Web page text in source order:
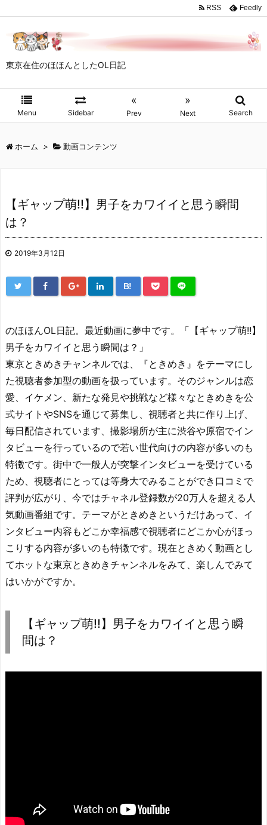
東京在住のほほんとしたOL日記
Menu Sidebar
«
Prev
»
Next Search
RSS Feedly
ホーム > 動画コンテンツ
【ギャップ萌!!】男子をカワイイと思う瞬間
は？
2019年3月12日
B!
のほほんOL日記。最近動画に夢中です。「【ギャップ萌!!】
男子をカワイイと思う瞬間は？」
東京ときめきチャンネルでは、『ときめき』をテーマにし
た視聴者参加型の動画を扱っています。そのジャンルは恋
愛、イケメン、新たな発見や挑戦など様々なときめきを公
式サイトやSNSを通じて募集し、視聴者と共に作り上げ、
毎日配信されています、撮影場所が主に渋谷や原宿でイン
タビューを行っているので若い世代向けの内容が多いのも
特徴です。街中で一般人が突撃インタビューを受けている
ため、視聴者にとっては等身大でみることができ口コミで
評判が広がり、今ではチャネル登録数が20万人を超える人
気動画番組です。テーマがときめきというだけあって、イ
ンタビュー内容もどこか幸福感で視聴者にどこか心がほっ
こりする内容が多いのも特徴です。現在ときめく動画とし
てホットな東京ときめきチャンネルをみて、楽しんでみて
はいかがですか。
【ギャップ萌!!】男子をカワイイと思う瞬
間は？